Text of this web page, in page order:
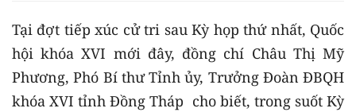
Tại đợt tiếp xúc cử tri sau Kỳ họp thứ nhất, Quốc
hội khóa XVI mới đây, đồng chí Châu Thị Mỹ
Phương, Phó Bí thư Tỉnh ủy, Trưởng Đoàn ĐBQH
khóa XVI tỉnh Đồng Tháp cho biết, trong suốt Kỳ